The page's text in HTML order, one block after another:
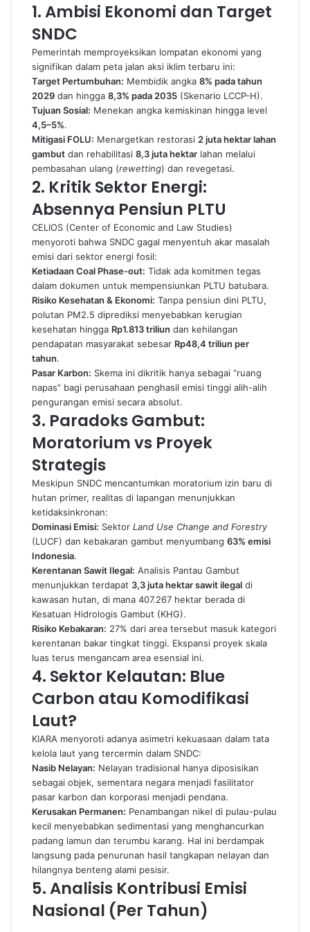
1. Ambisi Ekonomi dan Target
SNDC
Pemerintah memproyeksikan lompatan ekonomi yang
signifikan dalam peta jalan aksi iklim terbaru ini:
Target Pertumbuhan: Membidik angka 8% pada tahun
2029 dan hingga 8,3% pada 2035 (Skenario LCCP-H).
Tujuan Sosial: Menekan angka kemiskinan hingga level
4,5–5%.
Mitigasi FOLU: Menargetkan restorasi 2 juta hektar lahan
gambut dan rehabilitasi 8,3 juta hektar lahan melalui
pembasahan ulang (rewetting) dan revegetasi.
2. Kritik Sektor Energi:
Absennya Pensiun PLTU
CELIOS (Center of Economic and Law Studies)
menyoroti bahwa SNDC gagal menyentuh akar masalah
emisi dari sektor energi fosil:
Ketiadaan Coal Phase-out: Tidak ada komitmen tegas
dalam dokumen untuk mempensiunkan PLTU batubara.
Risiko Kesehatan & Ekonomi: Tanpa pensiun dini PLTU,
polutan PM2.5 diprediksi menyebabkan kerugian
kesehatan hingga Rp1.813 triliun dan kehilangan
pendapatan masyarakat sebesar Rp48,4 triliun per
tahun.
Pasar Karbon: Skema ini dikritik hanya sebagai “ruang
napas” bagi perusahaan penghasil emisi tinggi alih-alih
pengurangan emisi secara absolut.
3. Paradoks Gambut:
Moratorium vs Proyek
Strategis
Meskipun SNDC mencantumkan moratorium izin baru di
hutan primer, realitas di lapangan menunjukkan
ketidaksinkronan:
Dominasi Emisi: Sektor Land Use Change and Forestry
(LUCF) dan kebakaran gambut menyumbang 63% emisi
Indonesia.
Kerentanan Sawit Ilegal: Analisis Pantau Gambut
menunjukkan terdapat 3,3 juta hektar sawit ilegal di
kawasan hutan, di mana 407.267 hektar berada di
Kesatuan Hidrologis Gambut (KHG).
Risiko Kebakaran: 27% dari area tersebut masuk kategori
kerentanan bakar tingkat tinggi. Ekspansi proyek skala
luas terus mengancam area esensial ini.
4. Sektor Kelautan: Blue
Carbon atau Komodifikasi
Laut?
KIARA menyoroti adanya asimetri kekuasaan dalam tata
kelola laut yang tercermin dalam SNDC:
Nasib Nelayan: Nelayan tradisional hanya diposisikan
sebagai objek, sementara negara menjadi fasilitator
pasar karbon dan korporasi menjadi pendana.
Kerusakan Permanen: Penambangan nikel di pulau-pulau
kecil menyebabkan sedimentasi yang menghancurkan
padang lamun dan terumbu karang. Hal ini berdampak
langsung pada penurunan hasil tangkapan nelayan dan
hilangnya benteng alami pesisir.
5. Analisis Kontribusi Emisi
Nasional (Per Tahun)